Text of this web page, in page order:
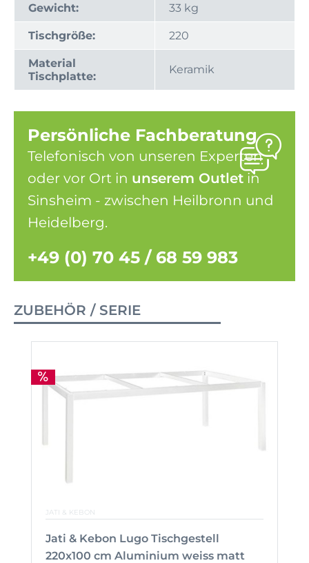
Gewicht: 33 kg
Tischgröße: 220
Material
Tischplatte:
Keramik
Persönliche Fachberatung
Telefonisch von unseren Experten
oder vor Ort in unserem Outlet in
Sinsheim - zwischen Heilbronn und
Heidelberg.
+49 (0) 70 45 / 68 59 983
ZUBEHÖR / SERIE
JATI & KEBON
Jati & Kebon Lugo Tischgestell
220x100 cm Aluminium weiss matt